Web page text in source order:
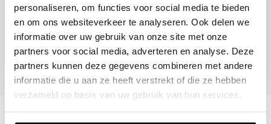
personaliseren, om functies voor social media te bieden
en om ons websiteverkeer te analyseren. Ook delen we
informatie over uw gebruik van onze site met onze
partners voor social media, adverteren en analyse. Deze
partners kunnen deze gegevens combineren met andere
informatie die u aan ze heeft verstrekt of die ze hebben
verzameld op basis van uw gebruik van hun services.
Verstuur